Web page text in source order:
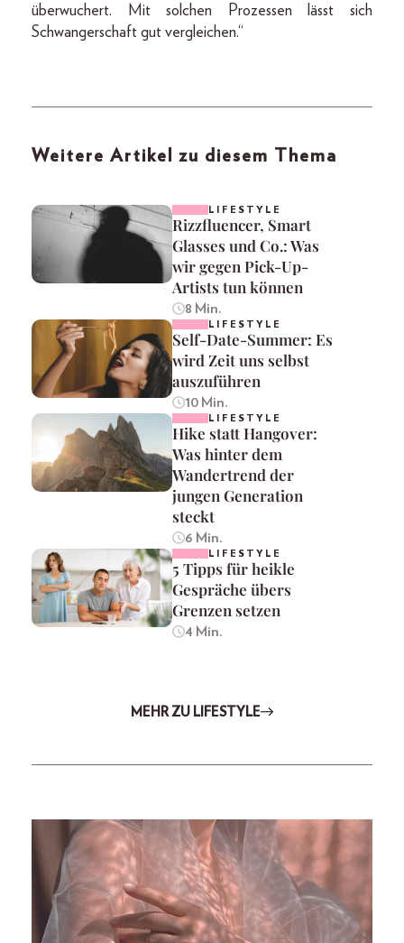
überwuchert. Mit solchen Prozessen lässt sich
Schwangerschaft gut vergleichen.“
Weitere Artikel zu diesem Thema
LIFESTYLE
Rizzfluencer, Smart
Glasses und Co.: Was
wir gegen Pick-Up-
Artists tun können
8 Min.
LIFESTYLE
Self-Date-Summer: Es
wird Zeit uns selbst
auszuführen
10 Min.
LIFESTYLE
Hike statt Hangover:
Was hinter dem
Wandertrend der
jungen Generation
steckt
6 Min.
LIFESTYLE
5 Tipps für heikle
Gespräche übers
Grenzen setzen
4 Min.
MEHR ZU LIFESTYLE